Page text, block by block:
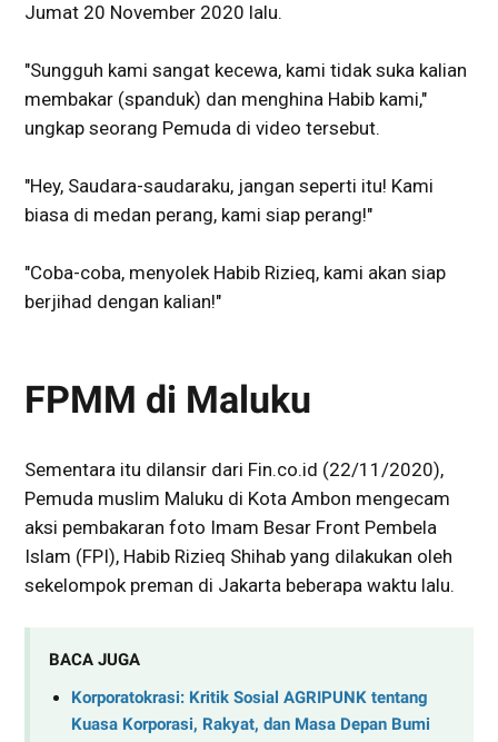
Jumat 20 November 2020 lalu.
"Sungguh kami sangat kecewa, kami tidak suka kalian
membakar (spanduk) dan menghina Habib kami,"
ungkap seorang Pemuda di video tersebut.
"Hey, Saudara-saudaraku, jangan seperti itu! Kami
biasa di medan perang, kami siap perang!"
"Coba-coba, menyolek Habib Rizieq, kami akan siap
berjihad dengan kalian!"
FPMM di Maluku
Sementara itu dilansir dari Fin.co.id (22/11/2020),
Pemuda muslim Maluku di Kota Ambon mengecam
aksi pembakaran foto Imam Besar Front Pembela
Islam (FPI), Habib Rizieq Shihab yang dilakukan oleh
sekelompok preman di Jakarta beberapa waktu lalu.
BACA JUGA
Korporatokrasi: Kritik Sosial AGRIPUNK tentang
Kuasa Korporasi, Rakyat, dan Masa Depan Bumi